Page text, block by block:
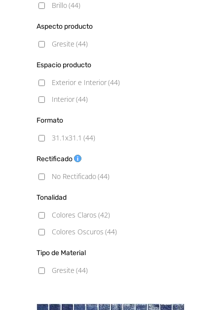
Brillo(44)
Aspecto producto
Gresite (44)
Espacio producto
Exterior e Interior(44)
Interior(44)
Formato
31.1x31.1 (44)
Rectificado
No Rectificado(44)
Tonalidad
Colores Claros (42)
Colores Oscuros (44)
Tipo de Material
Gresite (44)